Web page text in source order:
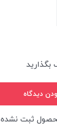
بگذارید
دیدگاه
ثبت نشده